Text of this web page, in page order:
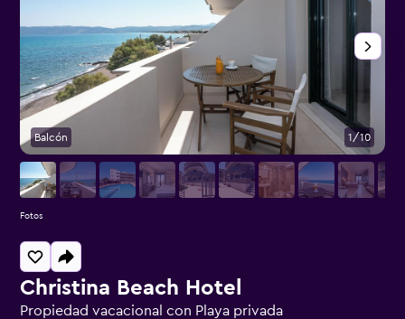
Christina Beach Hotel
Propiedad vacacional con Playa privada
Balcón 1/10
Fotos